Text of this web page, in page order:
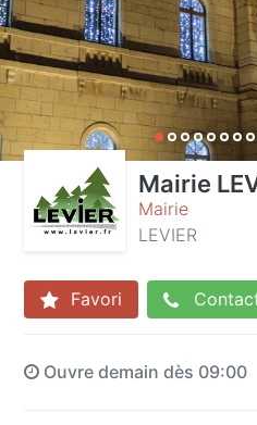
Mairie
Mairie
LEVIER
Favori
Ouvre demain dès 09:00